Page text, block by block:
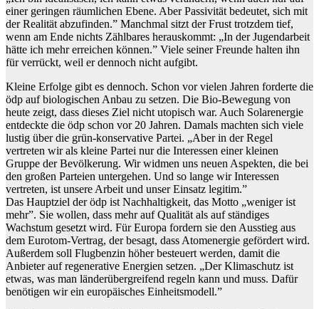
einer geringen räumlichen Ebene. Aber Passivität bedeutet, sich mit
der Realität abzufinden.” Manchmal sitzt der Frust trotzdem tief,
wenn am Ende nichts Zählbares herauskommt: „In der Jugendarbeit
hätte ich mehr erreichen können.” Viele seiner Freunde halten ihn
für verrückt, weil er dennoch nicht aufgibt.
Kleine Erfolge gibt es dennoch. Schon vor vielen Jahren forderte die
ödp auf biologischen Anbau zu setzen. Die Bio-Bewegung von
heute zeigt, dass dieses Ziel nicht utopisch war. Auch Solarenergie
entdeckte die ödp schon vor 20 Jahren. Damals machten sich viele
lustig über die grün-konservative Partei. „Aber in der Regel
vertreten wir als kleine Partei nur die Interessen einer kleinen
Gruppe der Bevölkerung. Wir widmen uns neuen Aspekten, die bei
den großen Parteien untergehen. Und so lange wir Interessen
vertreten, ist unsere Arbeit und unser Einsatz legitim.”
Das Hauptziel der ödp ist Nachhaltigkeit, das Motto „weniger ist
mehr”. Sie wollen, dass mehr auf Qualität als auf ständiges
Wachstum gesetzt wird. Für Europa fordern sie den Ausstieg aus
dem Eurotom-Vertrag, der besagt, dass Atomenergie gefördert wird.
Außerdem soll Flugbenzin höher besteuert werden, damit die
Anbieter auf regenerative Energien setzen. „Der Klimaschutz ist
etwas, was man länderübergreifend regeln kann und muss. Dafür
benötigen wir ein europäisches Einheitsmodell.”